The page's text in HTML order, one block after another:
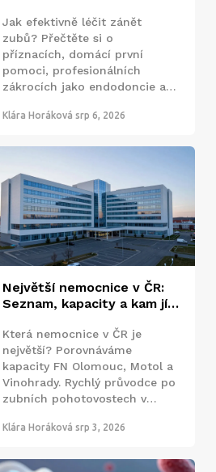
řešení
Jak efektivně léčit zánět
zubů? Přečtěte si o
příznacích, domácí první
pomoci, profesionálních
zákrocích jako endodoncie a
kdy vyhledat urgentní pomoc.
Klára Horáková srp 6, 2026
Největší nemocnice v ČR:
Seznam, kapacity a kam jít
Která nemocnice v ČR je
největší? Porovnáváme
kapacity FN Olomouc, Motol a
Vinohrady. Rychlý průvodce po
zubních pohotovostech v
Klára Horáková srp 3, 2026